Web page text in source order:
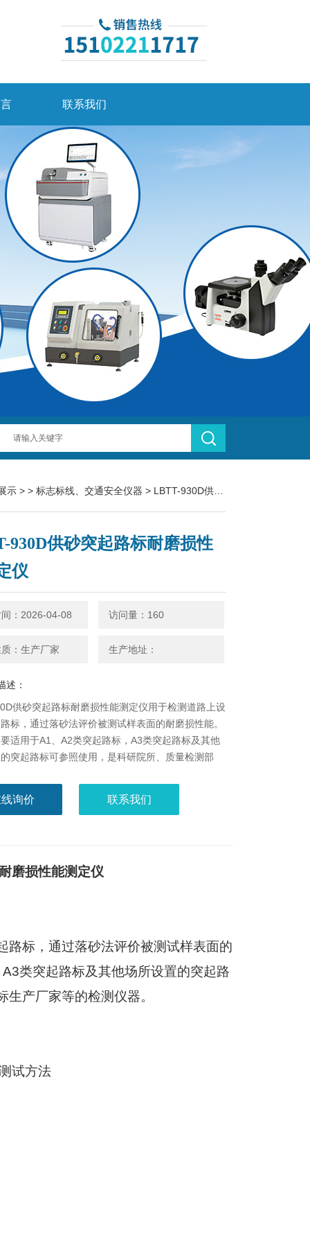
联系我们
示 > > 标志标线、交通安全仪器 > LBTT-930D供砂突起路标耐磨损性能测定仪
930D供砂突起路标耐磨损性
仪
：2026-04-08 访问量：160
：生产厂家 生产地址：
述：
供砂突起路标耐磨损性能测定仪用于检测道路上设
标，通过落砂法评价被测试样表面的耐磨损性能。
适用于A1、A2类突起路标，A3类突起路标及其他
突起路标可参照使用，是科研院所、质量检测部
询价 联系我们
磨损性能测定仪
路标，通过落砂法评价被测试样表面的
A3类突起路标及其他场所设置的突起路
产厂家等的检测仪器。
试方法